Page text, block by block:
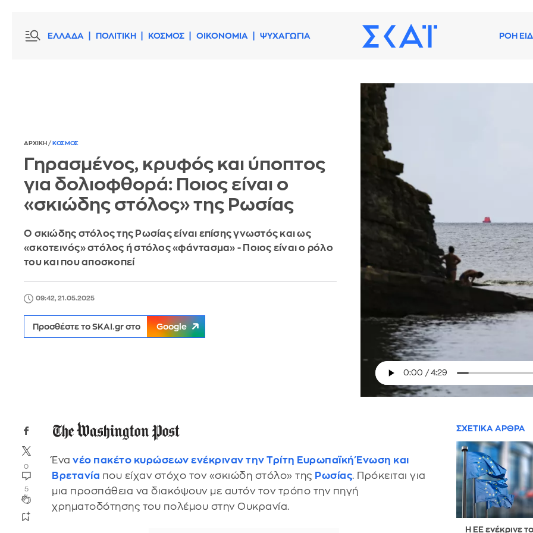
ΕΛΛΑΔΑ ΠΟΛΙΤΙΚΗ ΚΟΣΜΟΣ ΟΙΚΟΝΟΜΙΑ ΨΥΧΑΓΩΓΙΑ ΡΟΗ
ΑΡΧΙΚΗ / ΚΟΣΜΟΣ
Γηρασμένος, κρυφός και ύποπτος
για δολιοφθορά: Ποιος είναι ο
«σκιώδης στόλος» της Ρωσίας
Ο σκιώδης στόλος της Ρωσίας είναι επίσης γνωστός και ως
«σκοτεινός» στόλος ή στόλος «φάντασμα» - Ποιος είναι ο ρόλο
του και που αποσκοπεί
09:42, 21.05.2025
Προσθέστε το SKAI.gr στο Google
0
5
Ένα νέο πακέτο κυρώσεων ενέκριναν την Τρίτη Ευρωπαϊκή Ένωση και
Βρετανία που είχαν στόχο τον «σκιώδη στόλο» της Ρωσίας. Πρόκειται για
μια προσπάθεια να διακόψουν με αυτόν τον τρόπο την πηγή
χρηματοδότησης του πολέμου στην Ουκρανία.
ΣΧΕΤΙΚΑ ΑΡΘΡΑ
Η ΕΕ ενέκρινε